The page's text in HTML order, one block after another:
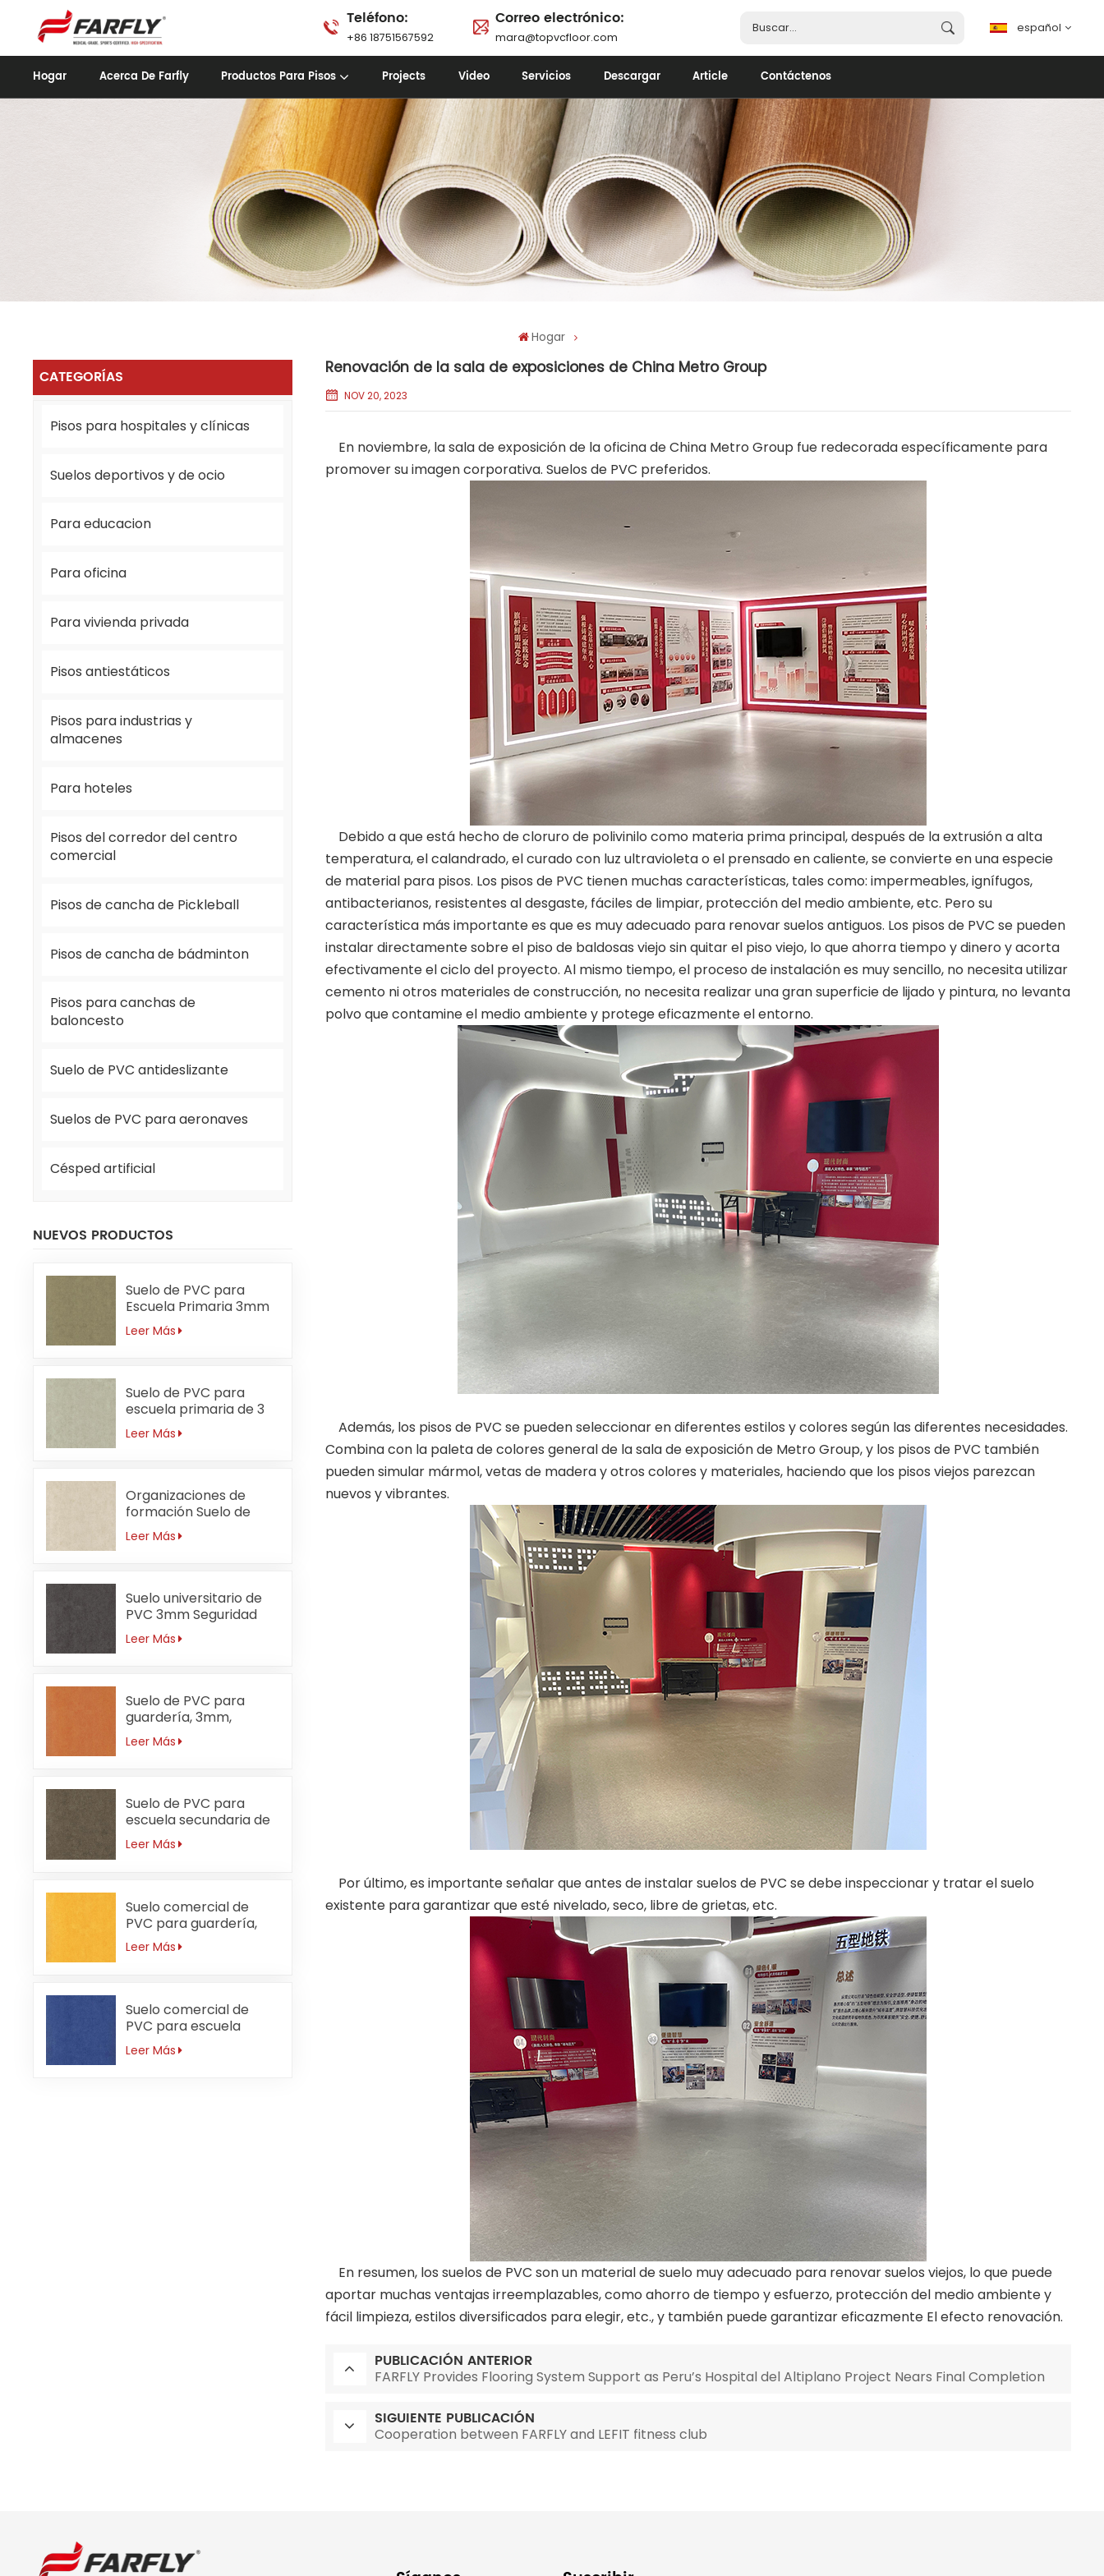
Teléfono:
+86 18751567592
Correo electrónico:
mara@topvcfloor.com
español
español
Hogar Acerca De Farfly Productos Para Pisos Projects Video Servicios Descargar Article Contáctenos
Hogar
CATEGORÍAS
Pisos para hospitales y clínicas
Suelos deportivos y de ocio
Para educacion
Para oficina
Para vivienda privada
Pisos antiestáticos
Pisos para industrias y
almacenes
Para hoteles
Pisos del corredor del centro
comercial
Pisos de cancha de Pickleball
Pisos de cancha de bádminton
Pisos para canchas de
baloncesto
Suelo de PVC antideslizante
Suelos de PVC para aeronaves
Césped artificial
NUEVOS PRODUCTOS
Suelo de PVC para
Escuela Primaria 3mm
Sin Formaldehído
Leer Más
Suelo de PVC para
escuela primaria de 3
mm resistente a ácidos
y álcalis
Leer Más
Organizaciones de
formación Suelo de
PVC 3mm
Antibacteriano
Leer Más
Suelo universitario de
PVC 3mm Seguridad
Leer Más
Suelo de PVC para
guardería, 3mm,
ignífugo, naranja
Leer Más
Suelo de PVC para
escuela secundaria de
3 mm resistente al
desgaste
Leer Más
Suelo comercial de
PVC para guardería,
resistente al agua,
3mm
Leer Más
Suelo comercial de
PVC para escuela
primaria antideslizante
de 3mm
Leer Más
Renovación de la sala de exposiciones de China Metro Group
NOV 20, 2023
En noviembre, la sala de exposición de la oficina de China Metro Group fue redecorada específicamente para
promover su imagen corporativa. Suelos de PVC preferidos.
Debido a que está hecho de cloruro de polivinilo como materia prima principal, después de la extrusión a alta
temperatura, el calandrado, el curado con luz ultravioleta o el prensado en caliente, se convierte en una especie
de material para pisos. Los pisos de PVC tienen muchas características, tales como: impermeables, ignífugos,
antibacterianos, resistentes al desgaste, fáciles de limpiar, protección del medio ambiente, etc. Pero su
característica más importante es que es muy adecuado para renovar suelos antiguos. Los pisos de PVC se pueden
instalar directamente sobre el piso de baldosas viejo sin quitar el piso viejo, lo que ahorra tiempo y dinero y acorta
efectivamente el ciclo del proyecto. Al mismo tiempo, el proceso de instalación es muy sencillo, no necesita utilizar
cemento ni otros materiales de construcción, no necesita realizar una gran superficie de lijado y pintura, no levanta
polvo que contamine el medio ambiente y protege eficazmente el entorno.
Además, los pisos de PVC se pueden seleccionar en diferentes estilos y colores según las diferentes necesidades.
Combina con la paleta de colores general de la sala de exposición de Metro Group, y los pisos de PVC también
pueden simular mármol, vetas de madera y otros colores y materiales, haciendo que los pisos viejos parezcan
nuevos y vibrantes.
Por último, es importante señalar que antes de instalar suelos de PVC se debe inspeccionar y tratar el suelo
existente para garantizar que esté nivelado, seco, libre de grietas, etc.
En resumen, los suelos de PVC son un material de suelo muy adecuado para renovar suelos viejos, lo que puede
aportar muchas ventajas irreemplazables, como ahorro de tiempo y esfuerzo, protección del medio ambiente y
fácil limpieza, estilos diversificados para elegir, etc., y también puede garantizar eficazmente El efecto renovación.
PUBLICACIÓN ANTERIOR
FARFLY Provides Flooring System Support as Peru’s Hospital del Altiplano Project Nears Final Completion
SIGUIENTE PUBLICACIÓN
Cooperation between FARFLY and LEFIT fitness club